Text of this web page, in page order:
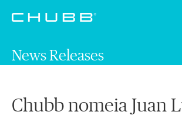
News Releases
Chubb nomeia Juan